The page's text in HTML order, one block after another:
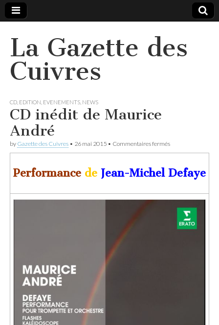
La Gazette des
Cuivres
CD EDITION EVENEMENTS NEWS
CD inédit de Maurice
André
by Gazette des Cuivres • 26 mai 2015 • Commentaires ferméssur
CD
de
Maurice
Performance de Jean-Michel Defaye